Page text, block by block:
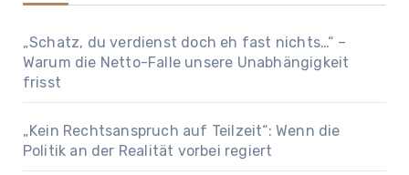
„Schatz, du verdienst doch eh fast nichts…“ –
Warum die Netto-Falle unsere Unabhängigkeit
frisst
„Kein Rechtsanspruch auf Teilzeit“: Wenn die
Politik an der Realität vorbei regiert